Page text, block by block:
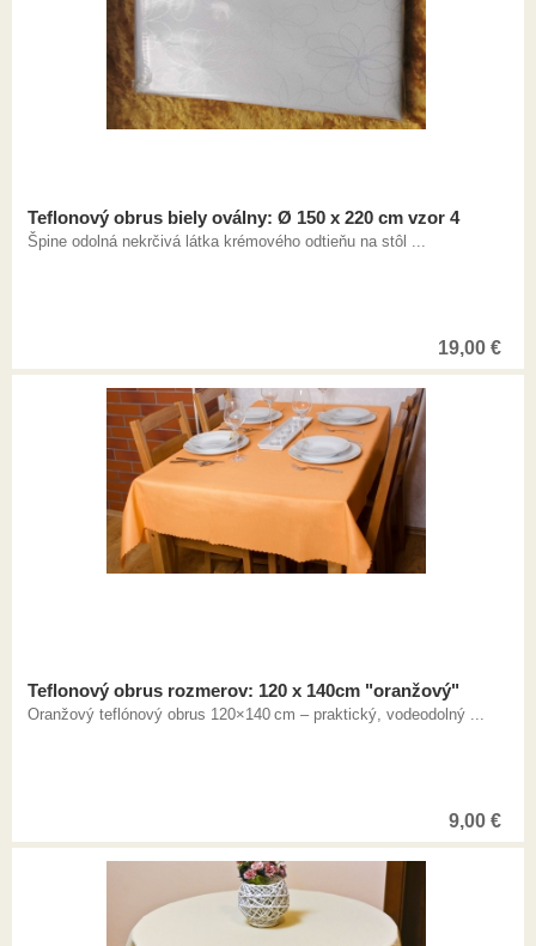
Teflonový obrus biely oválny: Ø 150 x 220 cm vzor 4
Špine odolná nekrčivá látka krémového odtieňu na stôl ...
19,00 €
Teflonový obrus rozmerov: 120 x 140cm "oranžový"
Oranžový teflónový obrus 120×140 cm – praktický, vodeodolný ...
9,00 €